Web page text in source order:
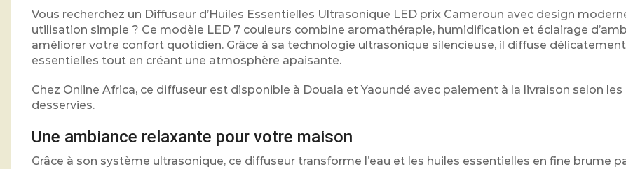
Vous recherchez un Diffuseur d’Huiles Essentielles Ultrasonique LED prix Cameroun avec design
utilisation simple ? Ce modèle LED 7 couleurs combine aromathérapie, humidification et éclairage
améliorer votre confort quotidien. Grâce à sa technologie ultrasonique silencieuse, il diffuse
essentielles tout en créant une atmosphère apaisante.
Chez Online Africa, ce diffuseur est disponible à Douala et Yaoundé avec paiement à la livraison selon les
desservies.
Une ambiance relaxante pour votre maison
Grâce à son système ultrasonique, ce diffuseur transforme l’eau et les huiles essentielles en fine brume